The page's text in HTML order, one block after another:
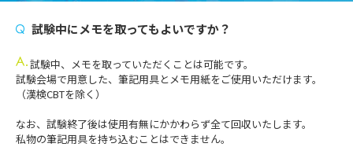
試験中にメモを取ってもよいですか？
試験中、メモを取っていただくことは可能です。
試験会場で用意した、筆記用具とメモ用紙をご使用いただけます。
（漢検CBTを除く）
なお、試験終了後は使用有無にかかわらず全て回収いたします。
私物の筆記用具を持ち込むことはできません。